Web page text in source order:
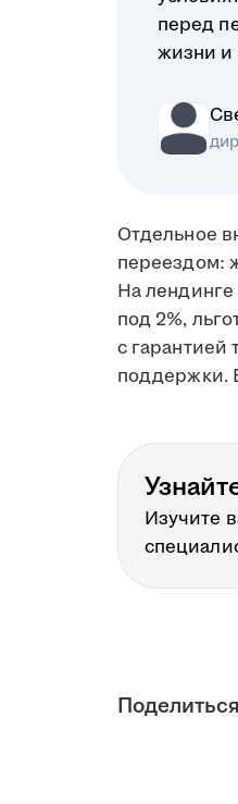
перед
жизни и
Отдельное
переездом:
На
под 2%,
с гарантией
поддержки.
Изучите